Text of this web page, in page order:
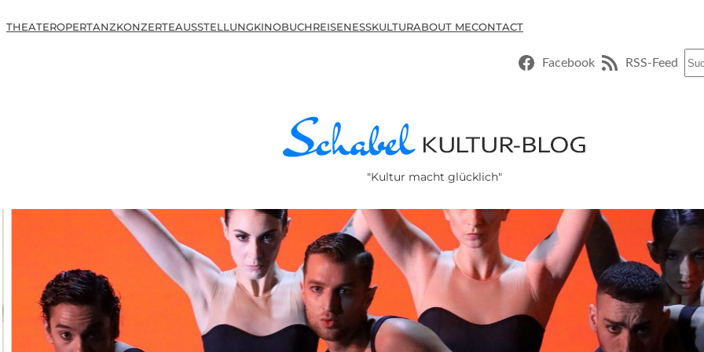
THEATEROPERTANZKONZERTEAUSSTELLUNGKINOBUCHREISENESSKULTURABOUT MECONTACT
Facebook RSS-Feed
"Kultur macht glücklich"